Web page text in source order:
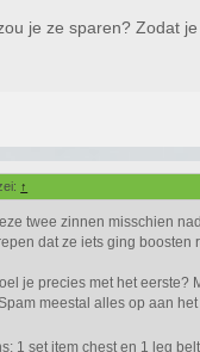
je ze sparen? Zodat
↑
twee zinnen misschien
dat ze iets ging boosten
je precies met het eerste?
meestal alles op aan
1 set item chest en 1 leg